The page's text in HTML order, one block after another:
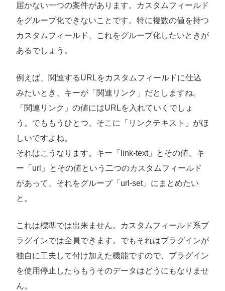
届かない一つの案件があります。カスタムフィールド
をグループ化できないことです。特に複数の値を持つ
カスタムフィールド、これをグループ化したいときが
あるでしょう。
例えば、関連するURLをカスタムフィールドに仕込
みたいとき、キーが「関連リンク」だとしますね。
「関連リンク」の値にはURLを入れていくでしょ
う。でももうひとつ、そこに「リンクテキスト」がほ
しいですよね。
それはこうなります。キー「link-text」とその値、キ
ー「url」とその値という二つのカスタムフィールド
があって、それをグループ「url-set」にまとめたい
と。
これは標準では出来ません。カスタムフィールド系プ
ラグインでは全員できます。でもそれはプラグインが
独自に工夫して付け加えた機能ですので、プラグイン
を使用停止したらもうそのデータはどうにもなりませ
ん。